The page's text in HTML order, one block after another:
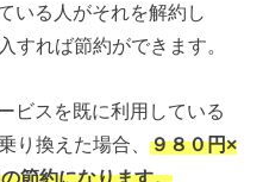
いる人がそれを解約し
すれば節約ができます。
ビスを既に利用している
り換えた場合、９８０円×
節約になります。